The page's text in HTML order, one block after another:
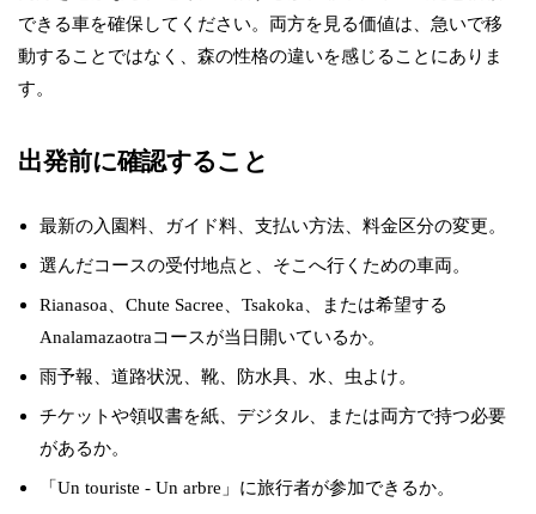
できる車を確保してください。両方を見る価値は、急いで移
動することではなく、森の性格の違いを感じることにありま
す。
出発前に確認すること
最新の入園料、ガイド料、支払い方法、料金区分の変更。
選んだコースの受付地点と、そこへ行くための車両。
Rianasoa、Chute Sacree、Tsakoka、または希望する
Analamazaotraコースが当日開いているか。
雨予報、道路状況、靴、防水具、水、虫よけ。
チケットや領収書を紙、デジタル、または両方で持つ必要
があるか。
「Un touriste - Un arbre」に旅行者が参加できるか。